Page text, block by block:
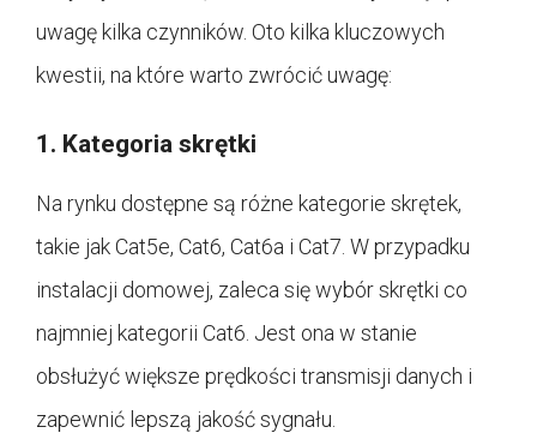
uwagę kilka czynników. Oto kilka kluczowych
kwestii, na które warto zwrócić uwagę:
1. Kategoria skrętki
Na rynku dostępne są różne kategorie skrętek,
takie jak Cat5e, Cat6, Cat6a i Cat7. W przypadku
instalacji domowej, zaleca się wybór skrętki co
najmniej kategorii Cat6. Jest ona w stanie
obsłużyć większe prędkości transmisji danych i
zapewnić lepszą jakość sygnału.